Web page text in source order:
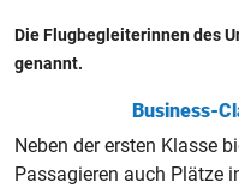
Die Flugbegleiterinnen des
genannt.
Business-
Neben der ersten Klasse
Passagieren auch Plätze